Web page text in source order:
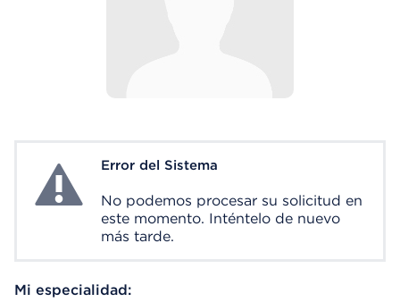
System ErrorError del Sistema
No podemos procesar su solicitud en
este momento. Inténtelo de nuevo
más tarde.
Mi especialidad: